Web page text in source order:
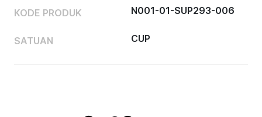
KODE PRODUK N001-01-SUP293-006
SATUAN CUP